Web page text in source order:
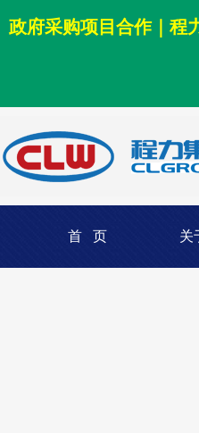
政府采购项目合作｜程
首 页 关